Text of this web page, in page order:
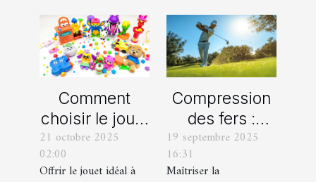
Comment
choisir le jouet
parfait pour
chaque âge
21 octobre 2025
02:00
Offrir le jouet idéal à
Compression
des fers :
comment
obtenir des
19 septembre 2025
16:31
Maîtriser la